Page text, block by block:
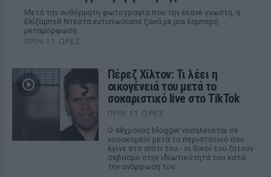
Μετά την αυθόρμητη φωτογραφία που την έκανε γνωστή, η
Ελίζαμπεθ Ντέστα εντυπωσίασε ξανά με μια λαμπερή
μεταμόρφωση
ΠΡΙΝ 11 ΏΡΕΣ
Πέρεζ Χίλτον: Τι λέει η
οικογένειά του μετά το
σοκαριστικό live στο TikTok
ΠΡΙΝ 11 ΏΡΕΣ
Ο 48χρονος blogger νοσηλεύεται σε
νοσοκομείο μετά το περιστατικό που
έγινε στο σπίτι του - οι δικοί του ζητούν
σεβασμό στην ιδιωτικότητά του κατά
την ανάρρωσή του